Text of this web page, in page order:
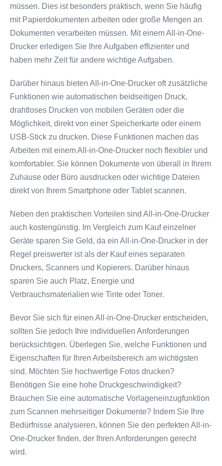
müssen. Dies ist besonders praktisch, wenn Sie häufig
mit Papierdokumenten arbeiten oder große Mengen an
Dokumenten verarbeiten müssen. Mit einem All-in-One-
Drucker erledigen Sie Ihre Aufgaben effizienter und
haben mehr Zeit für andere wichtige Aufgaben.
Darüber hinaus bieten All-in-One-Drucker oft zusätzliche
Funktionen wie automatischen beidseitigen Druck,
drahtloses Drucken von mobilen Geräten oder die
Möglichkeit, direkt von einer Speicherkarte oder einem
USB-Stick zu drucken. Diese Funktionen machen das
Arbeiten mit einem All-in-One-Drucker noch flexibler und
komfortabler. Sie können Dokumente von überall in Ihrem
Zuhause oder Büro ausdrucken oder wichtige Dateien
direkt von Ihrem Smartphone oder Tablet scannen.
Neben den praktischen Vorteilen sind All-in-One-Drucker
auch kostengünstig. Im Vergleich zum Kauf einzelner
Geräte sparen Sie Geld, da ein All-in-One-Drucker in der
Regel preiswerter ist als der Kauf eines separaten
Druckers, Scanners und Kopierers. Darüber hinaus
sparen Sie auch Platz, Energie und
Verbrauchsmaterialien wie Tinte oder Toner.
Bevor Sie sich für einen All-in-One-Drucker entscheiden,
sollten Sie jedoch Ihre individuellen Anforderungen
berücksichtigen. Überlegen Sie, welche Funktionen und
Eigenschaften für Ihren Arbeitsbereich am wichtigsten
sind. Möchten Sie hochwertige Fotos drucken?
Benötigen Sie eine hohe Druckgeschwindigkeit?
Brauchen Sie eine automatische Vorlageneinzugfunktion
zum Scannen mehrseitiger Dokumente? Indem Sie Ihre
Bedürfnisse analysieren, können Sie den perfekten All-in-
One-Drucker finden, der Ihren Anforderungen gerecht
wird.